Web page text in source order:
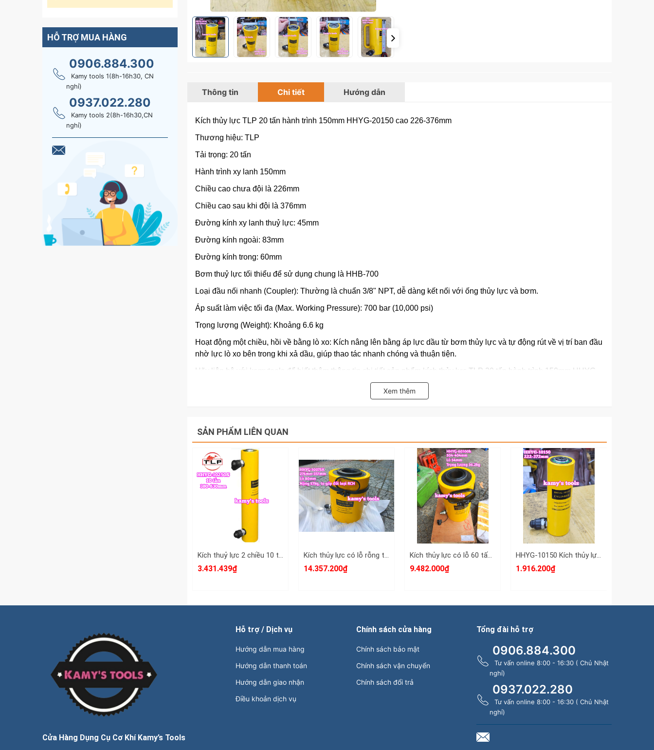
Thông tin Chi tiết Hướng dẫn
Kích thủy lực TLP 20 tấn hành trình 150mm HHYG-20150 cao 226-376mm
Thương hiệu: TLP
Tải trọng: 20 tấn
Hành trình xy lanh 150mm
Chiều cao chưa đội là 226mm
Chiều cao sau khi đội là 376mm
Đường kính xy lanh thuỷ lực: 45mm
Đường kính ngoài: 83mm
Đường kính trong: 60mm
Bơm thuỷ lực tối thiểu để sử dụng chung là HHB-700
Loại đầu nối nhanh (Coupler): Thường là chuẩn 3/8" NPT, dễ dàng kết nối với ống thủy lực và bơm.
Áp suất làm việc tối đa (Max. Working Pressure): 700 bar (10,000 psi)
Trọng lượng (Weight): Khoảng 6.6 kg
Hoạt động một chiều, hồi về bằng lò xo: Kích nâng lên bằng áp lực dầu từ bơm thủy lực và tự động rút về vị trí ban đầu
nhờ lực lò xo bên trong khi xả dầu, giúp thao tác nhanh chóng và thuận tiện.
Hãy liên hệ với kamytools để biết thêm thông tin chi tiết sản phẩm kích thủy lực TLP 20 tấn hành trình 150mm HHYG-
Xem thêm
SẢN PHẨM LIÊN QUAN
Kích thuỷ lực 2 chiều 10 tấn TLP hành trình 250mm HHYG-10250S chiều cao 380-630mm
3.431.439₫
Kích thủy lực có lỗ rỗng tâm TLP 100 tấn HHYG-10075K hành trình 75mm lỗ 80mm 276mm-351mm
14.357.200₫
Kích thủy lực có lỗ 60 tấn HHYG-60100K TLP lỗ 54mm hành trình 304mm-404mm xác lớn nặng khoảng 36.2kg
9.482.000₫
HHYG-10150 Kích thủy lực 10 tấn hành trình 150mm TLP 222mm-372mm có ron che bụi
1.916.200₫
HỖ TRỢ MUA HÀNG
0906.884.300
Kamy tools 1(8h-16h30, CN
nghỉ)
0937.022.280
Kamy tools 2(8h-16h30,CN
nghỉ)
Cửa Hàng Dụng Cụ Cơ Khí Kamy’s Tools
Hỗ trợ / Dịch vụ
Hướng dẫn mua hàng
Hướng dẫn thanh toán
Hướng dẫn giao nhận
Điều khoản dịch vụ
Chính sách cửa hàng
Chính sách bảo mật
Chính sách vận chuyển
Chính sách đổi trả
Tổng đài hỗ trợ
0906.884.300
Tư vấn online 8:00 - 16:30 ( Chủ Nhật
nghỉ)
0937.022.280
Tư vấn online 8:00 - 16:30 ( Chủ Nhật
nghỉ)